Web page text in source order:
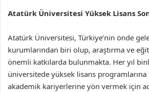
Atatürk Üniversitesi Yüksek Lisans
Atatürk Üniversitesi, Türkiye’nin önde
kurumlarından biri olup, araştırma ve
önemli katkılarda bulunmakta. Her yıl
üniversitede yüksek lisans
akademik kariyerlerine yön vermek için